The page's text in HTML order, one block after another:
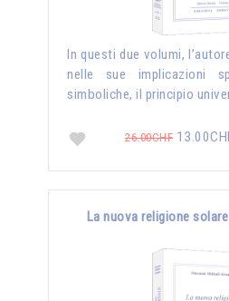
In questi due volumi,
nelle sue implicazioni
simboliche, il principio
26.00CHF
La nuova religione